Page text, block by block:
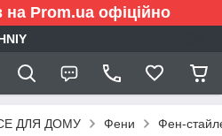
на Prom.ua офіційно
ДЛЯ ДОМУ Фени Фен-